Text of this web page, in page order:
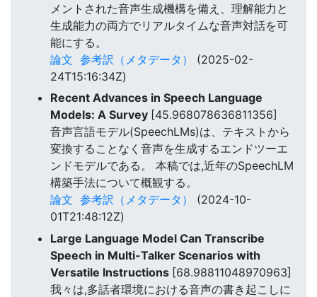
メントされた音声生成機構を備え、理解能力と
生成能力の両方でリアルタイムな音声対話を可
能にする。
論文 参考訳（メタデータ）
(2025-02-
24T15:16:34Z)
Recent Advances in Speech Language
Models: A Survey [45.968078636811356]
音声言語モデル(SpeechLMs)は、テキストから
変換することなく音声を生成するエンドツーエ
ンドモデルである。 本稿では,近年のSpeechLM
構築手法について概観する。
論文 参考訳（メタデータ）
(2024-10-
01T21:48:12Z)
Large Language Model Can Transcribe
Speech in Multi-Talker Scenarios with
Versatile Instructions [68.98811048970963]
我々は,多話者環境における音声の書き起こしに